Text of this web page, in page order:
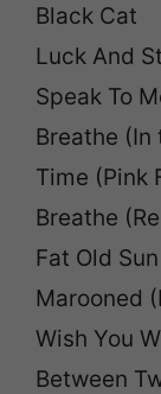
Black Cat
Luck And
Speak To
Breathe (In
Time (Pink
Breathe
Fat Old
Marooned
Wish You
Between